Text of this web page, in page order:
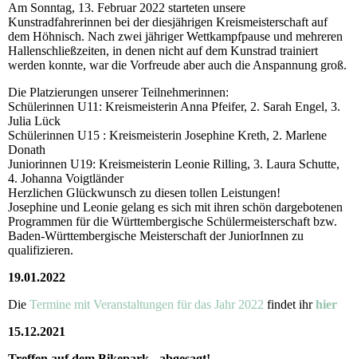
Am Sonntag, 13. Februar 2022 starteten unsere
Kunstradfahrerinnen bei der diesjährigen Kreismeisterschaft auf
dem Höhnisch. Nach zwei jähriger Wettkampfpause und mehreren
Hallenschließzeiten, in denen nicht auf dem Kunstrad trainiert
werden konnte, war die Vorfreude aber auch die Anspannung groß.
Die Platzierungen unserer Teilnehmerinnen:
Schülerinnen U11: Kreismeisterin Anna Pfeifer, 2. Sarah Engel, 3.
Julia Lück
Schülerinnen U15 : Kreismeisterin Josephine Kreth, 2. Marlene
Donath
Juniorinnen U19: Kreismeisterin Leonie Rilling, 3. Laura Schutte,
4. Johanna Voigtländer
Herzlichen Glückwunsch zu diesen tollen Leistungen!
Josephine und Leonie gelang es sich mit ihren schön dargebotenen
Programmen für die Württembergische Schülermeisterschaft bzw.
Baden-Württembergische Meisterschaft der JuniorInnen zu
qualifizieren.
19.01.2022
Die Termine mit Veranstaltungen für das Jahr 2022 findet ihrhier
15.12.2021